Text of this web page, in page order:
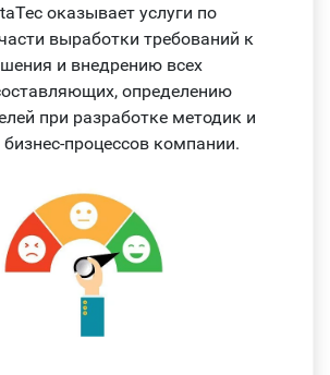
оказывает услуги по
выработки требований к
и внедрению всех
определению
при разработке методик и
процессов компании.